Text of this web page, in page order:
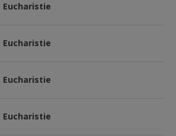
Eucharistie
Eucharistie
Eucharistie
Eucharistie